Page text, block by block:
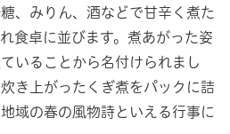
、みりん、酒などで甘辛く煮た
食卓に並びます。煮あがった姿
いることから名付けられまし
き上がったくぎ煮をパックに詰
域の春の風物詩といえる行事に